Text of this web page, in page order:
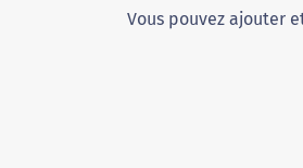
Vous pouvez ajouter